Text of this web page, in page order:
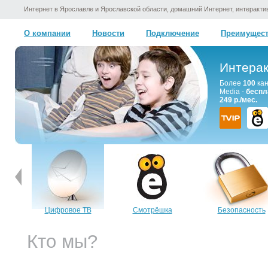
Интернет в Ярославле и Ярославской области, домашний Интернет,
О компании Новости Подключение
Более 100
Media -
249 р./мес.
Цифровое ТВ Смотрёшка Безопасность
Кто мы?